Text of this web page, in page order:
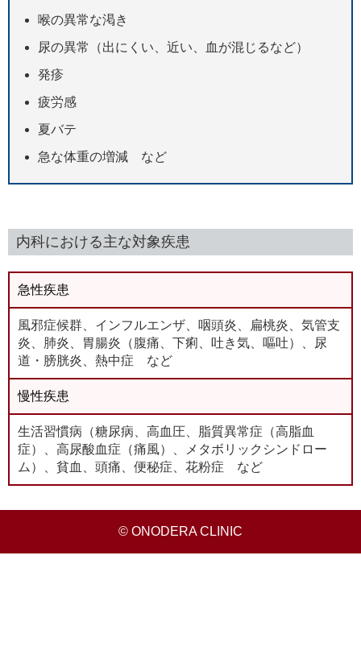
喉の異常な渇き
尿の異常（出にくい、近い、血が混じるなど）
発疹
疲労感
夏バテ
急な体重の増減 など
内科における主な対象疾患
急性疾患
風邪症候群、インフルエンザ、咽頭炎、扁桃炎、気管支
炎、肺炎、胃腸炎（腹痛、下痢、吐き気、嘔吐）、尿
道・膀胱炎、熱中症 など
慢性疾患
生活習慣病（糖尿病、高血圧、脂質異常症（高脂血
症）、高尿酸血症（痛風）、メタボリックシンドロー
ム）、貧血、頭痛、便秘症、花粉症 など
© ONODERA CLINIC